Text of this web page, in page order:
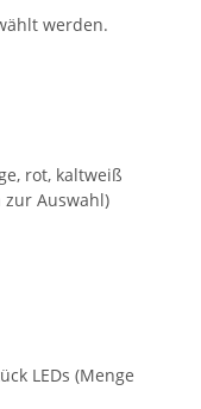
werden.
rot, kaltweiß
Auswahl)
LEDs (Menge